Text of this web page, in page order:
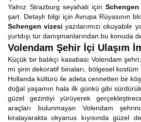
Yalnız Strazburg seyahati için
şart. Detaylı bilgi için Avrupa Rüyasının
Schengen vizesi yazılarımızı okuyabilir
yurtdışı tur danışmanlarından bu konuda
Volendam Şehir İçi Ulaşım
Küçük bir balıkçı kasabası Volendam
mi şirin dekoratif binaları, bölgesel
Hollanda kültürü ile adeta cennetten bir
doğal yaşamın hala ilk günkü gibi
güzel gezintiyi yürüyerek
araçları bulunmayan Volendam
kiralayarakta okyanus kıyısında güzel